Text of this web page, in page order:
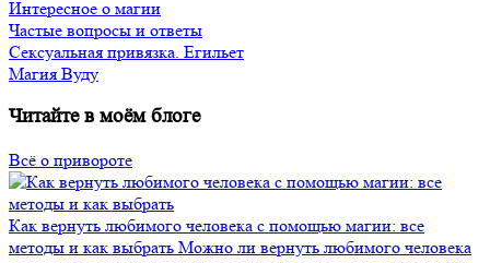
Интересное о магии
Частые вопросы и ответы
Сексуальная привязка. Егильет
Магия Вуду
Читайте в моём блоге
Всё о привороте
Как вернуть любимого человека с помощью магии: все
методы и как выбрать Можно ли вернуть любимого человека